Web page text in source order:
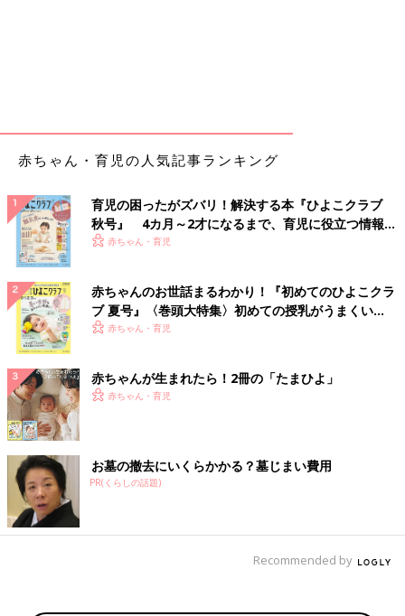
赤ちゃん・育児の人気記事ランキング
育児の困ったがズバリ！解決する本『ひよこクラブ
秋号』 4カ月～2才になるまで、育児に役立つ情報が
いっぱい！
赤ちゃん・育児
赤ちゃんのお世話まるわかり！『初めてのひよこクラ
ブ 夏号』〈巻頭大特集〉初めての授乳がうまくい
く！ おっぱい・ミルクの基本と夏のトラブル 解決テ
赤ちゃん・育児
赤ちゃんが生まれたら！2冊の「たまひよ」
赤ちゃん・育児
お墓の撤去にいくらかかる？墓じまい費用
PR(くらしの話題)
Recommended by